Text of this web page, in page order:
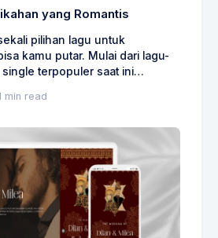
yang Romantis
pilihan lagu untuk
kamu putar. Mulai dari lagu-
single terpopuler saat ini…
min read